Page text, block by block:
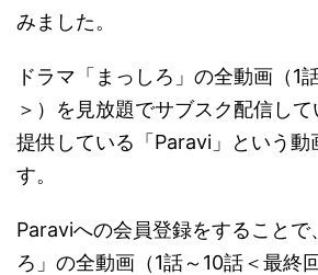
みました。
ドラマ「まっしろ」の全動画（1
＞）を見放題でサブスク配信し
提供している「Paravi」という動
す。
Paraviへの会員登録をすることで
ろ」の全動画（1話～10話＜最終